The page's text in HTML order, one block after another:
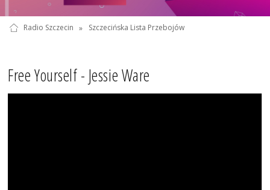
Radio Szczecin » Szczecińska Lista Przebojów
Free Yourself - Jessie Ware